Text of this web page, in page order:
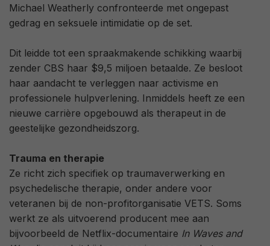
Michael Weatherly confronteerde met ongepast
gedrag en seksuele intimidatie op de set.
Dit leidde tot een spraakmakende schikking waarbij
zender CBS haar $9,5 miljoen betaalde. Ze besloot
haar aandacht te verleggen naar activisme en
professionele hulpverlening. Inmiddels heeft ze een
nieuwe carrière opgebouwd als therapeut in de
geestelijke gezondheidszorg.
Trauma en therapie
Ze richt zich specifiek op traumaverwerking en
psychedelische therapie, onder andere voor
veteranen bij de non-profitorganisatie VETS. Soms
werkt ze als uitvoerend producent mee aan
bijvoorbeeld de Netflix-documentaire In Waves and